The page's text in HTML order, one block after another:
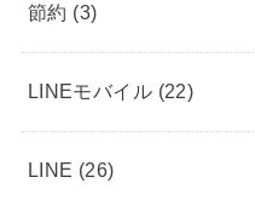
節約 (3)
LINEモバイル (22)
LINE (26)